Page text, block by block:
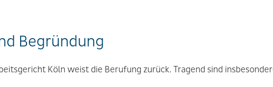
Begründung
Köln weist die Berufung zurück. Tragend sind